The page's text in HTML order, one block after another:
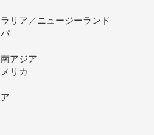
リア／ニュージーランド
アジア
リカ